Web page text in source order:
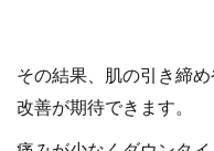
その結果、肌の引き締
改善が期待できます。